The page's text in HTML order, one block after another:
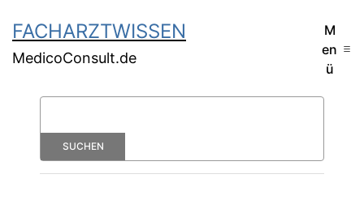
FACHARZTWISSEN
MedicoConsult.de
M
en
ü